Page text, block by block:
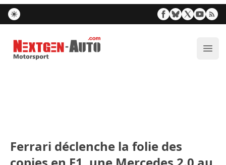
Nextgen-Auto.com
Ferrari déclenche la folie des